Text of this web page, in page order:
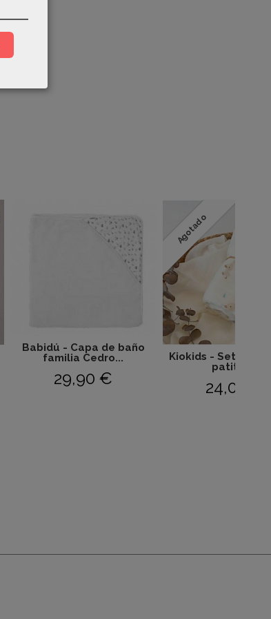
Babidú - Capa de baño
familia Cedro...
29,90 €
Agotado
Kiokids - Set 2
patitos...
24,00 €